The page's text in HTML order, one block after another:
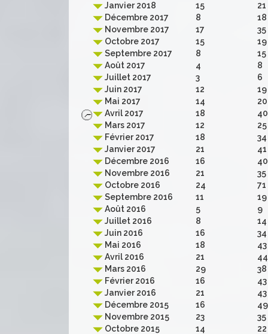
Janvier 2018
15
21
Décembre 2017
8
18
Novembre 2017
17
35
Octobre 2017
15
19
Septembre 2017
8
15
Août 2017
4
8
Juillet 2017
3
6
Juin 2017
12
19
Mai 2017
14
20
Avril 2017
18
40
Mars 2017
12
25
Février 2017
18
34
Janvier 2017
21
41
Décembre 2016
16
40
Novembre 2016
21
35
Octobre 2016
24
71
Septembre 2016
11
19
Août 2016
5
9
Juillet 2016
8
14
Juin 2016
16
34
Mai 2016
18
43
Avril 2016
21
44
Mars 2016
29
38
Février 2016
16
43
Janvier 2016
21
43
Décembre 2015
16
49
Novembre 2015
23
35
Octobre 2015
14
22